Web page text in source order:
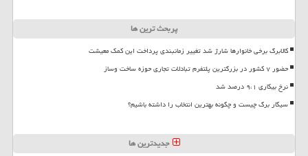
پربحث ترین ها
کالابرگ برخی خانوارها شارژ شد تغییر زمانبندی پرداخت این کمک معیشت
حضور ۷ کشور در بزرگترین پلتفرم تبادلات تجاری حوزه ساخت وساز
نرخ بیکاری ۹،۱ درصد شد
سیگار برگ چیست و چگونه بهترین انتخاب را داشته باشیم؟
جدیدترین ها